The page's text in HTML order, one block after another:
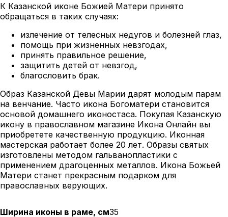
К Казанской иконе Божией Матери принято
обращаться в таких случаях:
излечение от телесных недугов и болезней глаз,
помощь при жизненных невзгодах,
принять правильное решение,
защитить детей от невзгод,
благословить брак.
Образ Казанской Девы Марии дарят молодым парам
на венчание. Часто икона Богоматери становится
основой домашнего иконостаса. Покупая Казанскую
икону в православном магазине Икона Онлайн вы
приобретете качественную продукцию. Иконная
мастерская работает более 20 лет. Образы святых
изготовлены методом гальванопластики с
применением драгоценных металлов. Икона Божьей
Матери станет прекрасным подарком для
православных верующих.
Ширина иконы в раме, см35